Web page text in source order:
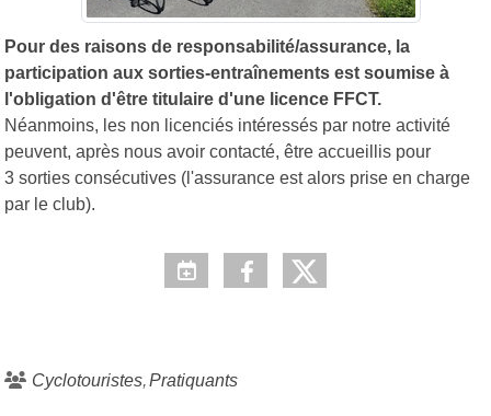
Pour des raisons de responsabilité/assurance, la
participation aux sorties-entraînements est soumise à
l'obligation d'être titulaire d'une licence FFCT.
Néanmoins, les non licenciés intéressés par notre activité
peuvent, après nous avoir contacté, être accueillis pour
3 sorties consécutives (l'assurance est alors prise en charge
par le club).
Cyclotouristes Pratiquants